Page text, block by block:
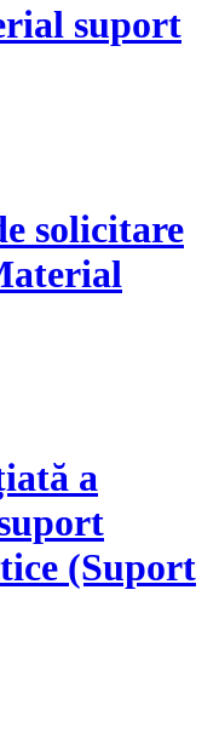
suport
solicitare
a
(Suport